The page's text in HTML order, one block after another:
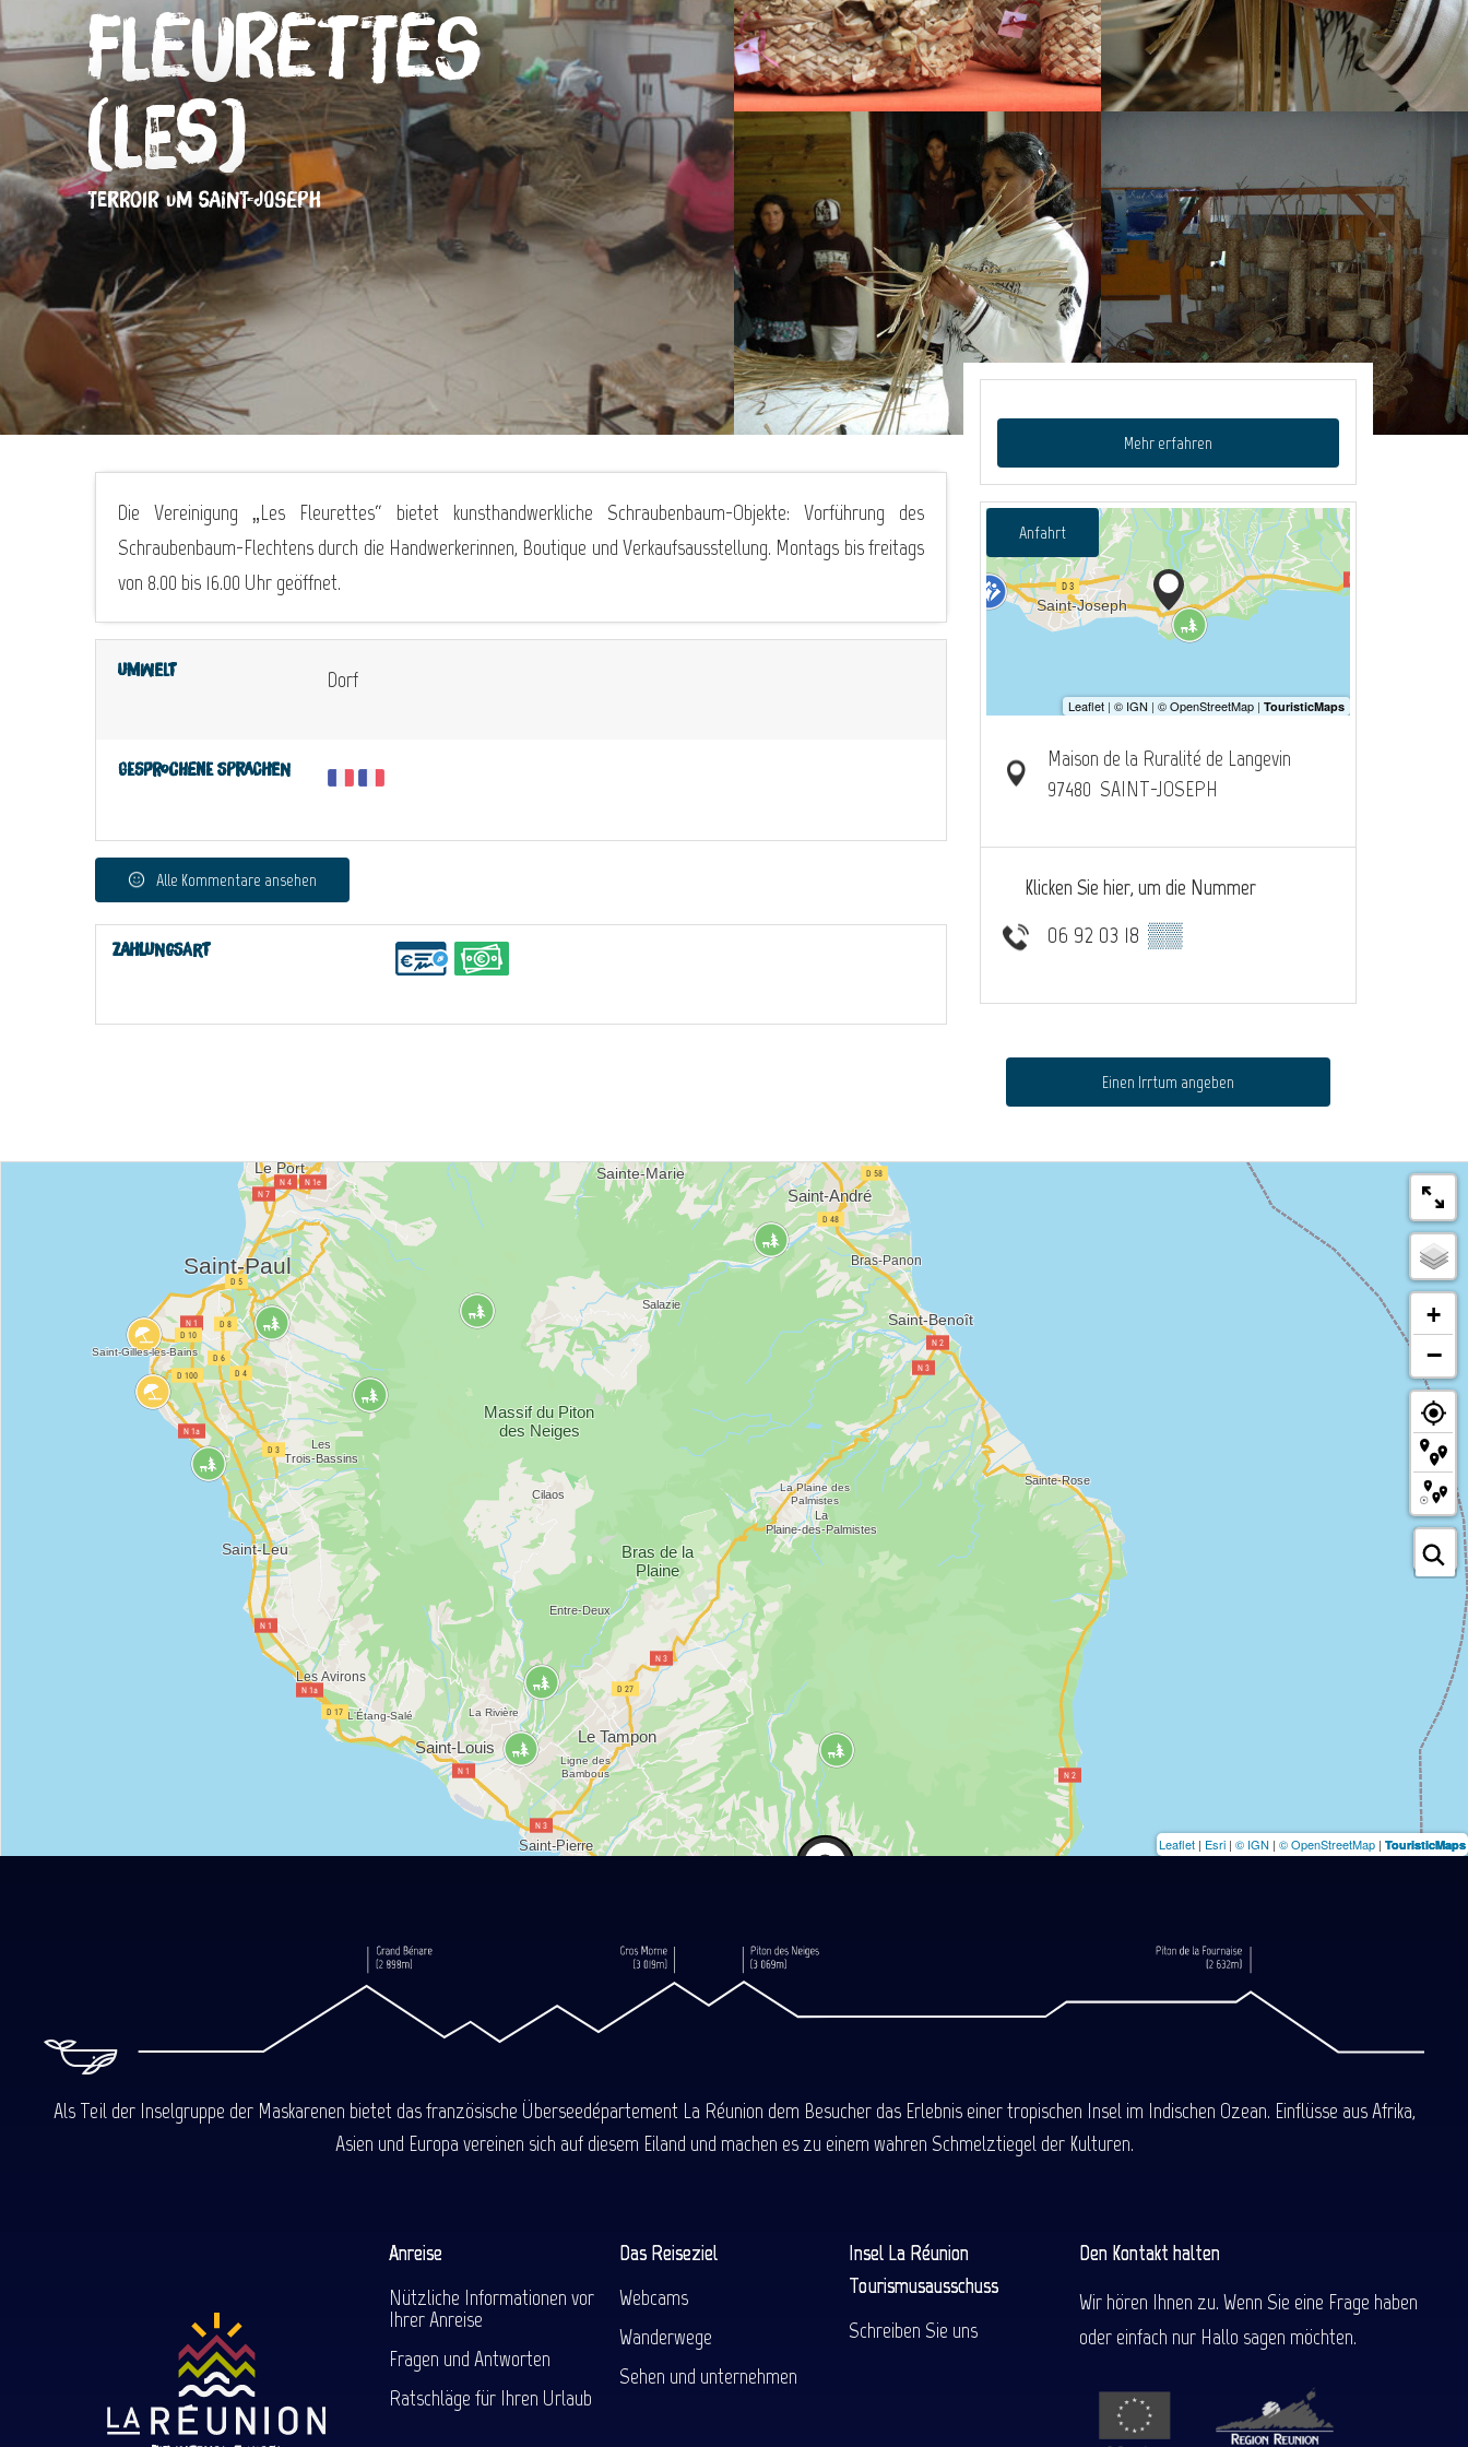
Fleurettes
(Les)
TERROIR UM SAINT-JOSEPH
Die Vereinigung „Les Fleurettes“ bietet kunsthandwerkliche Schraubenbaum-Objekte: Vorführung des
Schraubenbaum-Flechtens durch die Handwerkerinnen, Boutique und Verkaufsausstellung. Montags bis freitags
von 8.00 bis 16.00 Uhr geöffnet.
Umwelt Dorf
Gesprochene Sprachen
Alle Kommentare ansehen
Zahlungsart
Mehr erfahren
Anfahrt
Maison de la Ruralité de Langevin
97480 SAINT-JOSEPH
Klicken Sie hier, um die Nummer
06 92 03 18 ▒▒
Einen Irrtum angeben
+
−
Leaflet | Esri | © IGN | © OpenStreetMap | TouristicMaps
Als Teil der Inselgruppe der Maskarenen bietet das französische Überseedépartement La Réunion dem Besucher das Erlebnis einer tropischen Insel im Indischen Ozean. Einflüsse aus Afrika,
Asien und Europa vereinen sich auf diesem Eiland und machen es zu einem wahren Schmelztiegel der Kulturen.
Anreise
Nützliche Informationen vor
Ihrer Anreise
Fragen und Antworten
Ratschläge für Ihren Urlaub
Das Reiseziel
Webcams
Wanderwege
Sehen und unternehmen
Insel La Réunion
Tourismusausschuss
Schreiben Sie uns
Den Kontakt halten
Wir hören Ihnen zu. Wenn Sie eine Frage haben
oder einfach nur Hallo sagen möchten.